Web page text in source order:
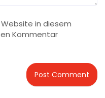
in diesem
Kommentar